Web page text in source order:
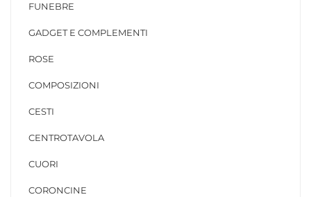
FUNEBRE
GADGET E COMPLEMENTI
ROSE
COMPOSIZIONI
CESTI
CENTROTAVOLA
CUORI
CORONCINE